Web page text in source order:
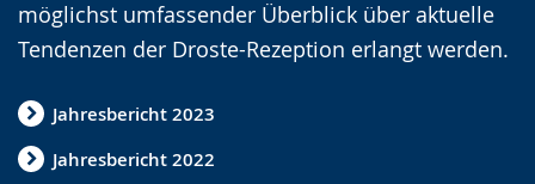
möglichst umfassender Überblick über aktuelle
Tendenzen der Droste-Rezeption erlangt werden.
Jahresbericht 2023
Jahresbericht 2022
a
c
h
e
w
-
U
n
t
e
s
c
h
e
r